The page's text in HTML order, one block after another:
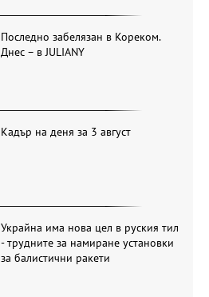
Последно забелязан в Кореком.
Днес – в JULIANY
Кадър на деня за 3 август
Украйна има нова цел в руския тил
- трудните за намиране установки
за балистични ракети